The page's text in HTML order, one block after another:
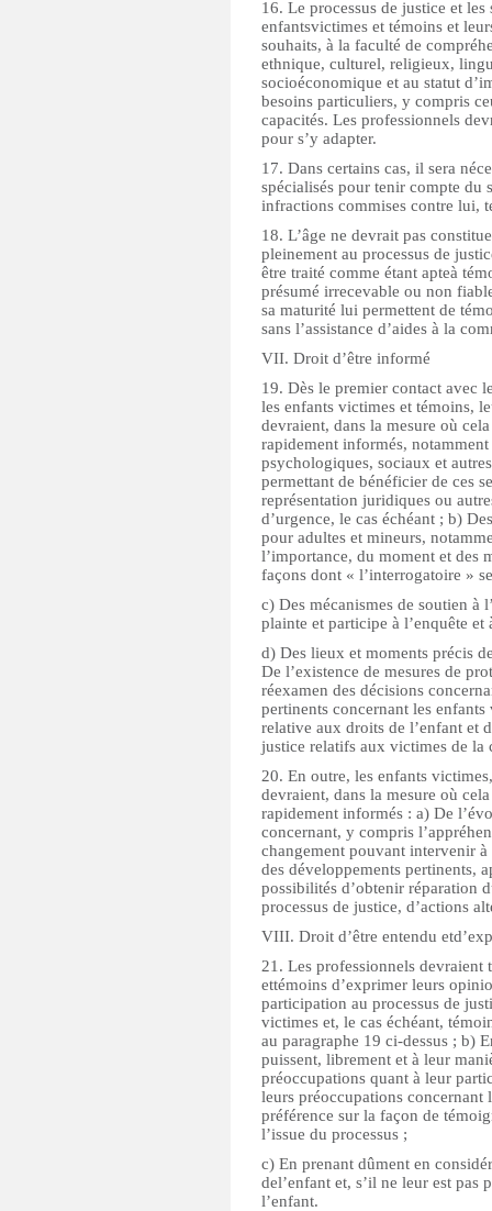
16. Le processus de justice et
enfantsvictimes et témoins et
souhaits, à la faculté de
ethnique, culturel, religieux,
socioéconomique et au statut
besoins particuliers, y compris
capacités. Les professionnels
pour s’y adapter.
17. Dans certains cas, il sera
spécialisés pour tenir compte du
infractions commises contre lui,
18. L’âge ne devrait pas
pleinement au processus de
être traité comme étant apteà
présumé irrecevable ou non
sa maturité lui permettent de
sans l’assistance d’aides à la
VII. Droit d’être informé
19. Dès le premier contact avec
les enfants victimes et témoins,
devraient, dans la mesure où
rapidement informés,
psychologiques, sociaux et
permettant de bénéficier de ces
représentation juridiques ou
d’urgence, le cas échéant ; b)
pour adultes et mineurs,
l’importance, du moment et des
façons dont « l’interrogatoire »
c) Des mécanismes de soutien à
plainte et participe à l’enquête
d) Des lieux et moments précis
De l’existence de mesures de
réexamen des décisions
pertinents concernant les
relative aux droits de l’enfant et
justice relatifs aux victimes de la
20. En outre, les enfants
devraient, dans la mesure où
rapidement informés : a) De
concernant, y compris
changement pouvant intervenir
des développements pertinents,
possibilités d’obtenir réparation
processus de justice, d’actions
VIII. Droit d’être entendu
21. Les professionnels
ettémoins d’exprimer leurs
participation au processus de
victimes et, le cas échéant,
au paragraphe 19 ci-dessus ; b)
puissent, librement et à leur
préoccupations quant à leur
leurs préoccupations concernant
préférence sur la façon de
l’issue du processus ;
c) En prenant dûment en
del’enfant et, s’il ne leur est pas
l’enfant.